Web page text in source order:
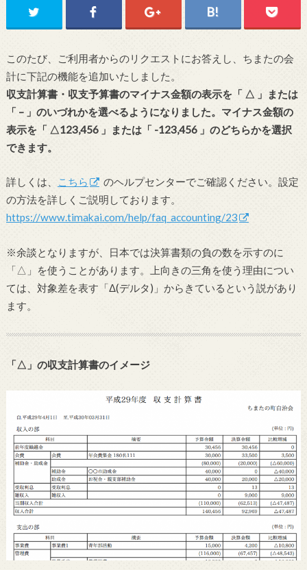
このたび、ご利用者からのリクエストにお答えし、ちまたの会
計に下記の機能を追加いたしました。
収支計算書・収支予算書のマイナス金額の表示を「 △ 」または
「 – 」のいづれかを選べるようになりました。マイナス金額の
表示を「 △123,456 」または「 -123,456 」のどちらかを選択
できます。
詳しくは、 こちら
のヘルプセンターでご確認ください。設定
の方法を詳しくご説明しております。
https://www.timakai.com/help/faq_accounting/23
※余談となりますが、日本では決算書類の負の数を示すのに
「△」を使うことがあります。上向きの三角を使う理由につい
ては、対象差を表す「Δ(デルタ)」からきているという説があり
ます。
「△」の収支計算書のイメージ